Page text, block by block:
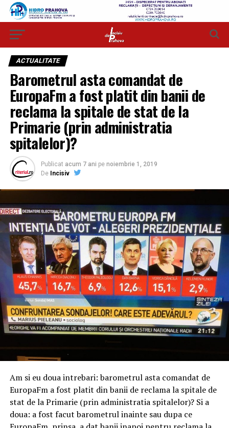
ACTUALITATE
Barometrul asta comandat de
EuropaFm a fost platit din banii de
reclama la spitale de stat de la
Primarie (prin administratia
spitalelor)?
Publicat acum 7 ani pe noiembrie 1, 2019
De Incisiv
Am si eu doua intrebari: barometrul asta comandat de
EuropaFm a fost platit din banii de reclama la spitale de
stat de la Primarie (prin administratia spitalelor)? Si a
doua: a fost facut barometrul inainte sau dupa ce